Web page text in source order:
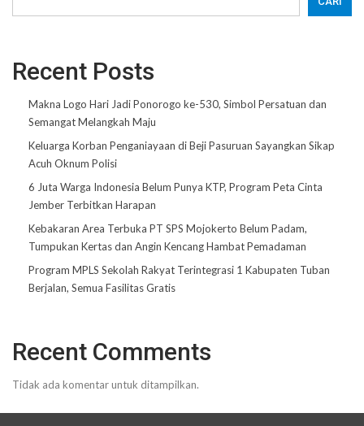
Recent Posts
Makna Logo Hari Jadi Ponorogo ke-530, Simbol Persatuan dan
Semangat Melangkah Maju
Keluarga Korban Penganiayaan di Beji Pasuruan Sayangkan Sikap
Acuh Oknum Polisi
6 Juta Warga Indonesia Belum Punya KTP, Program Peta Cinta
Jember Terbitkan Harapan
Kebakaran Area Terbuka PT SPS Mojokerto Belum Padam,
Tumpukan Kertas dan Angin Kencang Hambat Pemadaman
Program MPLS Sekolah Rakyat Terintegrasi 1 Kabupaten Tuban
Berjalan, Semua Fasilitas Gratis
Recent Comments
Tidak ada komentar untuk ditampilkan.